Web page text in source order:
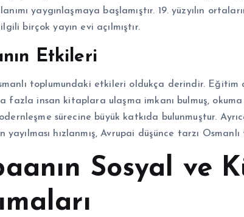
yaygınlaşmaya başlamıştır. 19. yüzyılın
birçok yayın evi açılmıştır.
Etkileri
toplumundaki etkileri oldukça derindir. Eğitim
fazla insan kitaplara ulaşma imkanı bulmuş, okuma
sürecine büyük katkıda bulunmuştur.
hızlanmış, Avrupai düşünce tarzı
Sosyal ve